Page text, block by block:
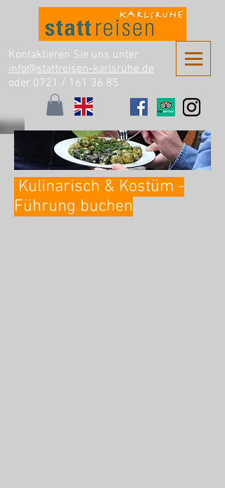
Kontaktieren Sie uns unter
info@stattreisen-karlsruhe.de
oder 0721 / 161 36 85
Kulinarisch & Kostüm -
Führung buchen